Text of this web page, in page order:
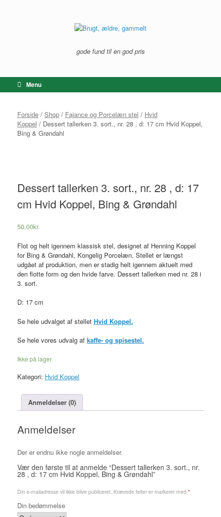
gode fund til en god pris
Menu
Forside / Shop / Fajance og Porcelæn stel / Hvid
Koppel / Dessert tallerken 3. sort., nr. 28 , d: 17 cm Hvid Koppel,
Bing & Grøndahl
Dessert tallerken 3. sort., nr. 28 , d: 17
cm Hvid Koppel, Bing & Grøndahl
50,00kr.
Flot og helt igennem klassisk stel, designet af Henning Koppel
for Bing & Grøndahl, Kongelig Porcelæn. Stellet er længst
udgået af produktion, men er stadig helt igennem aktuelt med
den flotte form og den hvide farve. Dessert tallerken med nr. 28 i
3. sort.
D: 17 cm
Se hele udvalget af stellet Hvid Koppel.
Se hele vores udvalg af kaffe- og spisestel.
Ikke på lager
Kategori: Hvid Koppel
Anmeldelser (0)
Anmeldelser
Der er endnu ikke nogle anmeldelser.
Vær den første til at anmelde “Dessert tallerken 3. sort., nr.
28 , d: 17 cm Hvid Koppel, Bing & Grøndahl”
Din e-mailadresse vil ikke blive publiceret. Krævede felter er markeret med *
Din bedømmelse